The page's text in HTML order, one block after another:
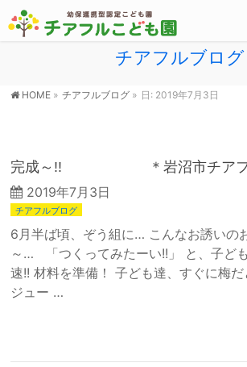
チアフルブログ
HOME » チアフルブログ » 日: 2019年7月3日
完成～!! ＊岩沼市チアフル
2019年7月3日
チアフルブログ
6月半ば頃、ぞう組に… こんなお誘いの
～… 「つくってみたーい!!」 と、子ど
速!! 材料を準備！ 子ども達、すぐに梅
ジュー …